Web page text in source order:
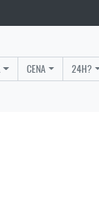
CENA 24H?